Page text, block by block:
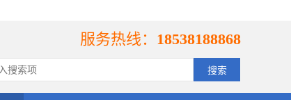
服务热线： 18538188868